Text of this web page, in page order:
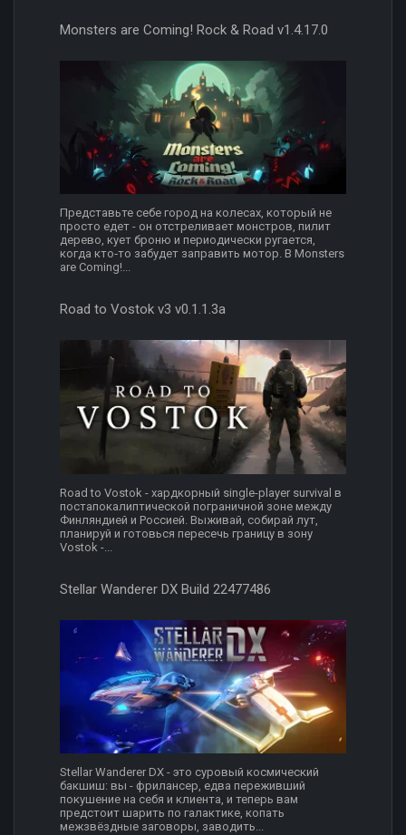
Monsters are Coming! Rock & Road v1.4.17.0
Представьте себе город на колесах, который не
просто едет - он отстреливает монстров, пилит
дерево, кует броню и периодически ругается,
когда кто‑то забудет заправить мотор. В Monsters
are Coming!...
Road to Vostok v3 v0.1.1.3a
Road to Vostok - хардкорный single-player survival в
постапокалиптической пограничной зоне между
Финляндией и Россией. Выживай, собирай лут,
планируй и готовься пересечь границу в зону
Vostok -...
Stellar Wanderer DX Build 22477486
Stellar Wanderer DX - это суровый космический
бакшиш: вы - фрилансер, едва переживший
покушение на себя и клиента, и теперь вам
предстоит шарить по галактике, копать
межзвёздные заговоры, заводить...